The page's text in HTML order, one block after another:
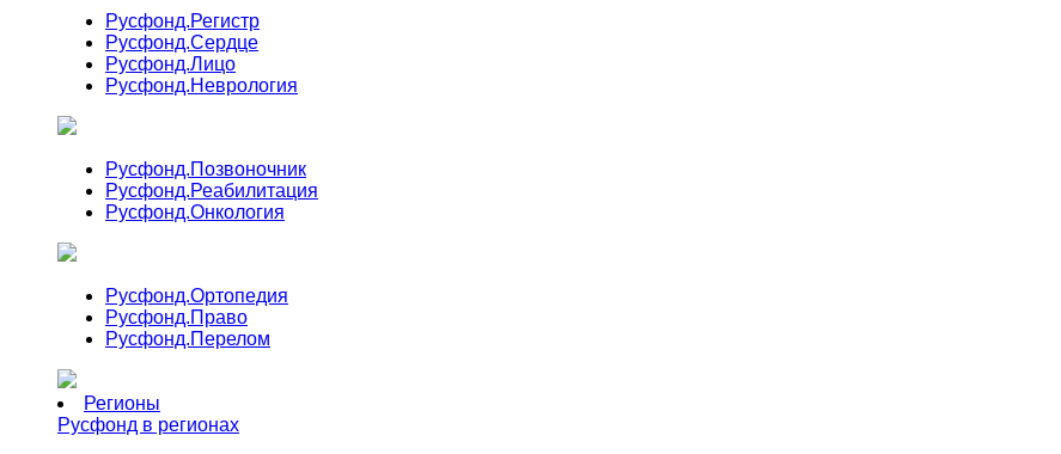
Русфонд.Регистр
Русфонд.Сердце
Русфонд.Лицо
Русфонд.Неврология
Русфонд.Позвоночник
Русфонд.Реабилитация
Русфонд.Онкология
Русфонд.Ортопедия
Русфонд.Право
Русфонд.Перелом
Регионы
Русфонд в регионах